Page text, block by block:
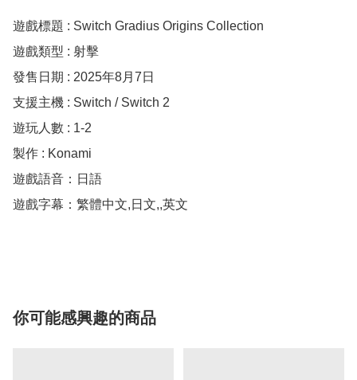
遊戲標題 : Switch Gradius Origins Collection
遊戲類型 : 射擊
發售日期 : 2025年8月7日
支援主機 : Switch / Switch 2
遊玩人數 : 1-2
製作 : Konami
遊戲語音：日語
遊戲字幕：繁體中文,日文,,英文
你可能感興趣的商品